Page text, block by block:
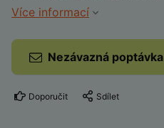
Více informací
Nezávazná poptávka
Doporučit Sdílet